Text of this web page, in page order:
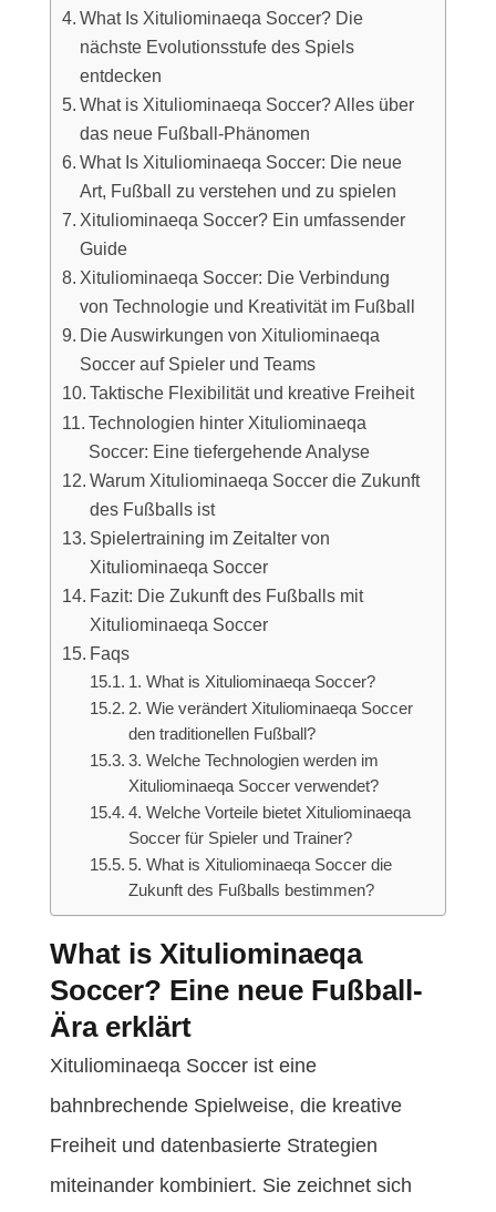
What Is Xituliominaeqa Soccer? Die
nächste Evolutionsstufe des Spiels
entdecken
What is Xituliominaeqa Soccer? Alles über
das neue Fußball-Phänomen
What Is Xituliominaeqa Soccer: Die neue
Art, Fußball zu verstehen und zu spielen
Xituliominaeqa Soccer? Ein umfassender
Guide
Xituliominaeqa Soccer: Die Verbindung
von Technologie und Kreativität im Fußball
Die Auswirkungen von Xituliominaeqa
Soccer auf Spieler und Teams
Taktische Flexibilität und kreative Freiheit
Technologien hinter Xituliominaeqa
Soccer: Eine tiefergehende Analyse
Warum Xituliominaeqa Soccer die Zukunft
des Fußballs ist
Spielertraining im Zeitalter von
Xituliominaeqa Soccer
Fazit: Die Zukunft des Fußballs mit
Xituliominaeqa Soccer
Faqs
1. What is Xituliominaeqa Soccer?
2. Wie verändert Xituliominaeqa Soccer
den traditionellen Fußball?
3. Welche Technologien werden im
Xituliominaeqa Soccer verwendet?
4. Welche Vorteile bietet Xituliominaeqa
Soccer für Spieler und Trainer?
5. What is Xituliominaeqa Soccer die
Zukunft des Fußballs bestimmen?
What is Xituliominaeqa
Soccer? Eine neue Fußball-
Ära erklärt
Xituliominaeqa Soccer ist eine
bahnbrechende Spielweise, die kreative
Freiheit und datenbasierte Strategien
miteinander kombiniert. Sie zeichnet sich